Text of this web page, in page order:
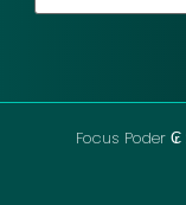
Focus Poder